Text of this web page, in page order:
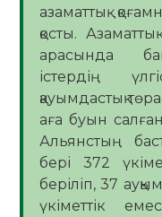
азаматтық
қосты.
арасында
істердің
қауымдастық
аға буын
Альянстың
бері 372
беріліп, 37
үкіметтік